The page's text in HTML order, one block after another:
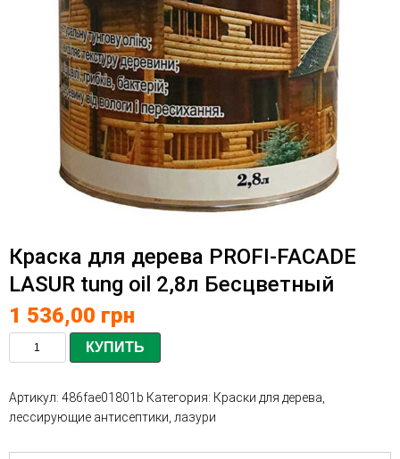
Краска для дерева PROFI-FACADE
LASUR tung oil 2,8л Бесцветный
1 536,00 грн
КУПИТЬ
Артикул: 486fae01801b Категория: Краски для дерева,
лессирующие антисептики, лазури